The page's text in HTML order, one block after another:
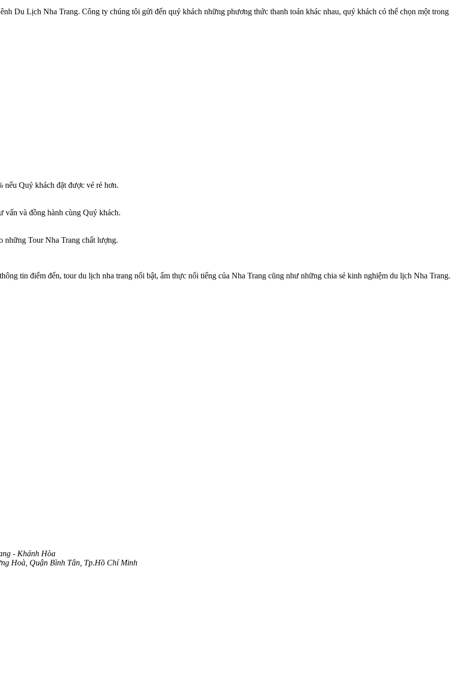
Du Lịch Nha Trang. Công ty chúng tôi gửi đến quý khách những phương thức thanh toán khác nhau, quý khách có thể chọn một trong
nếu Quý khách đặt được vé rẻ hơn.
vấn và đồng hành cùng Quý khách.
những Tour Nha Trang chất lượng.
tin điểm đến, tour du lịch nha trang nổi bật, ẩm thực nổi tiếng của Nha Trang cũng như những chia sẻ kinh nghiệm du lịch Nha Trang.
- Khánh Hòa
Hoà, Quận Bình Tân, Tp.Hồ Chí Minh